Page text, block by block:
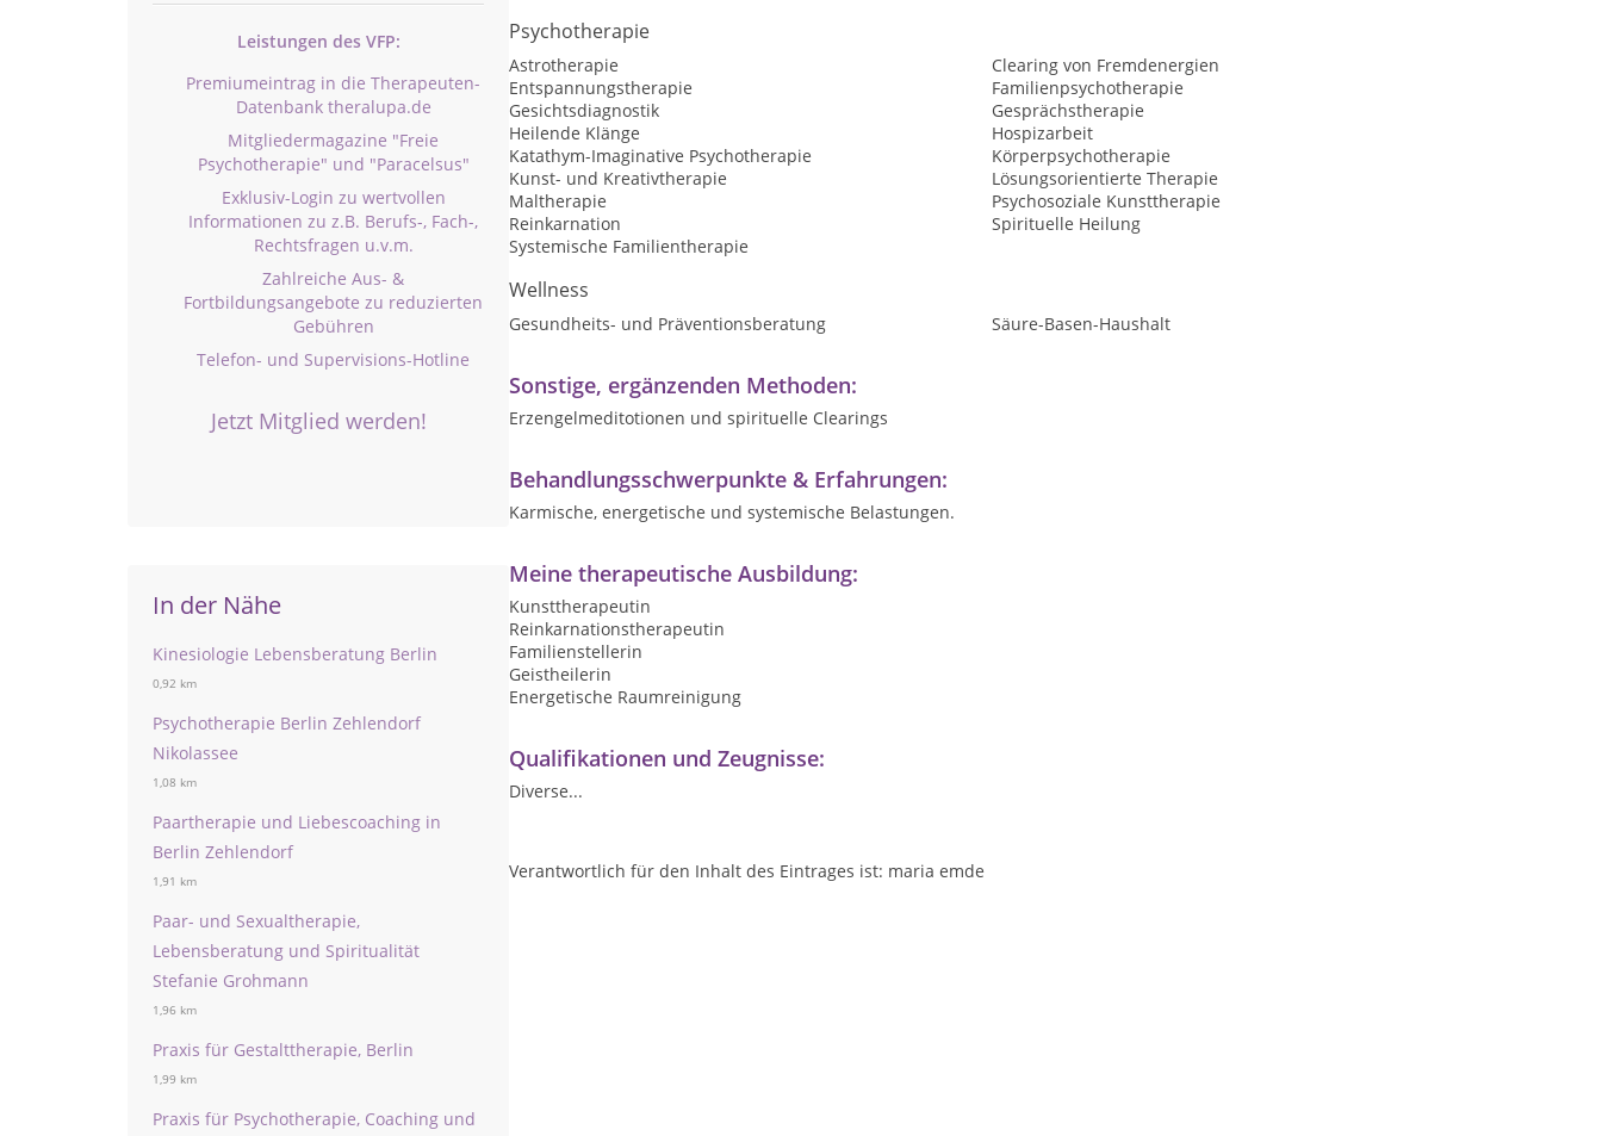
Leistungen des VFP:
Premiumeintrag in die Therapeuten-
Datenbank theralupa.de
Mitgliedermagazine "Freie
Psychotherapie" und "Paracelsus"
Exklusiv-Login zu wertvollen
Informationen zu z.B. Berufs-, Fach-,
Rechtsfragen u.v.m.
Zahlreiche Aus- &
Fortbildungsangebote zu reduzierten
Gebühren
Telefon- und Supervisions-Hotline
Jetzt Mitglied werden!
In der Nähe
Kinesiologie Lebensberatung Berlin
0,92 km
Psychotherapie Berlin Zehlendorf
Nikolassee
1,08 km
Paartherapie und Liebescoaching in
Berlin Zehlendorf
1,91 km
Paar- und Sexualtherapie,
Lebensberatung und Spiritualität
Stefanie Grohmann
1,96 km
Praxis für Gestalttherapie, Berlin
1,99 km
Praxis für Psychotherapie, Coaching und
Psychotherapie
Astrotherapie
Clearing von Fremdenergien
Entspannungstherapie
Familienpsychotherapie
Gesichtsdiagnostik
Gesprächstherapie
Heilende Klänge
Hospizarbeit
Katathym-Imaginative Psychotherapie
Körperpsychotherapie
Kunst- und Kreativtherapie
Lösungsorientierte Therapie
Maltherapie
Psychosoziale Kunsttherapie
Reinkarnation
Spirituelle Heilung
Systemische Familientherapie
Wellness
Gesundheits- und Präventionsberatung Säure-Basen-Haushalt
Sonstige, ergänzenden Methoden:
Erzengelmeditotionen und spirituelle Clearings
Behandlungsschwerpunkte & Erfahrungen:
Karmische, energetische und systemische Belastungen.
Meine therapeutische Ausbildung:
Kunsttherapeutin
Reinkarnationstherapeutin
Familienstellerin
Geistheilerin
Energetische Raumreinigung
Qualifikationen und Zeugnisse:
Diverse...
Verantwortlich für den Inhalt des Eintrages ist: maria emde